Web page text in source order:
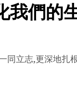
我們的
同立志,更深地扎